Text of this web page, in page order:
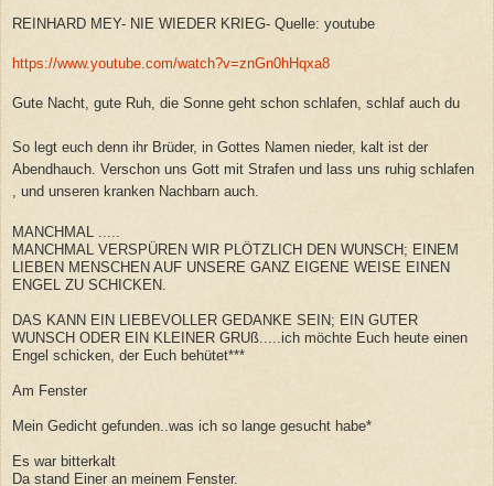
REINHARD MEY- NIE WIEDER KRIEG- Quelle: youtube
https://www.youtube.com/watch?v=znGn0hHqxa8
Gute Nacht, gute Ruh, die Sonne geht schon schlafen, schlaf auch du
So legt euch denn ihr Brüder, in Gottes Namen nieder, kalt ist der
Abendhauch. Verschon uns Gott mit Strafen und lass uns ruhig schlafen
, und unseren kranken Nachbarn auch.
MANCHMAL .....
MANCHMAL VERSPÜREN WIR PLÖTZLICH DEN WUNSCH; EINEM
LIEBEN MENSCHEN AUF UNSERE GANZ EIGENE WEISE EINEN
ENGEL ZU SCHICKEN.
DAS KANN EIN LIEBEVOLLER GEDANKE SEIN; EIN GUTER
WUNSCH ODER EIN KLEINER GRUß.....ich möchte Euch heute einen
Engel schicken, der Euch behütet***
Am Fenster
Mein Gedicht gefunden..was ich so lange gesucht habe*
Es war bitterkalt
Da stand Einer an meinem Fenster.